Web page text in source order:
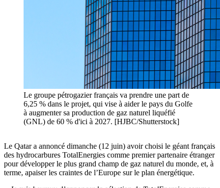
Le groupe pétrogazier français va prendre une part de
6,25 % dans le projet, qui vise à aider le pays du Golfe
à augmenter sa production de gaz naturel liquéfié
(GNL) de 60 % d'ici à 2027. [HJBC/Shutterstock]
Le Qatar a annoncé dimanche (12 juin) avoir choisi le géant français
des hydrocarbures TotalEnergies comme premier partenaire étranger
pour développer le plus grand champ de gaz naturel du monde, et, à
terme, apaiser les craintes de l’Europe sur le plan énergétique.